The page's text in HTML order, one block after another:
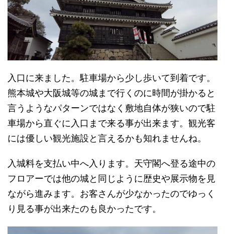
入口に来ました。駐車場から少し歩いて到着です。
熊本城や大阪城等の城まで行くのに時間が掛かると
言うようなパターンではなく敷地自体が狭いので駐
車場から直ぐに入口まで来る事が出来ます。観光客
には優しい観光施設と言えるかも知れませんね。
入城料を支払い中へ入ります。天守閣へ登る途中の
フロアーでは他の城と同じように歴史や展示物を見
ながら進みます。お客さんが少なかったのでゆっく
り見る事が出来たのも良かったです。